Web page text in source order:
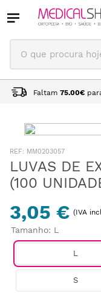
O que procura hoje?
Faltam 75.00€
: MM0203057
LUVAS DE
(100
3,05 € (IVA
Tamanho: L
L
S